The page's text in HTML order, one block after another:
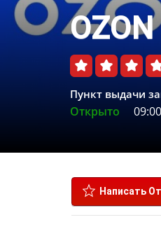
OZON
Пункт выдачи
Открыто 09:00
Написать